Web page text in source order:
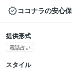
ココナラの安心
提供形式
電話占い
スタイル